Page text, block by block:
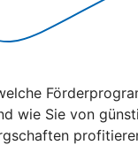
wie Sie von